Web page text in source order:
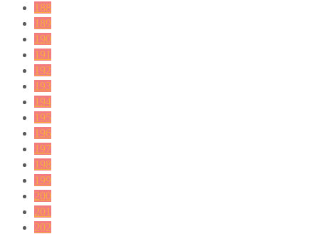
188
189
190
191
192
193
194
195
196
197
198
199
200
201
202